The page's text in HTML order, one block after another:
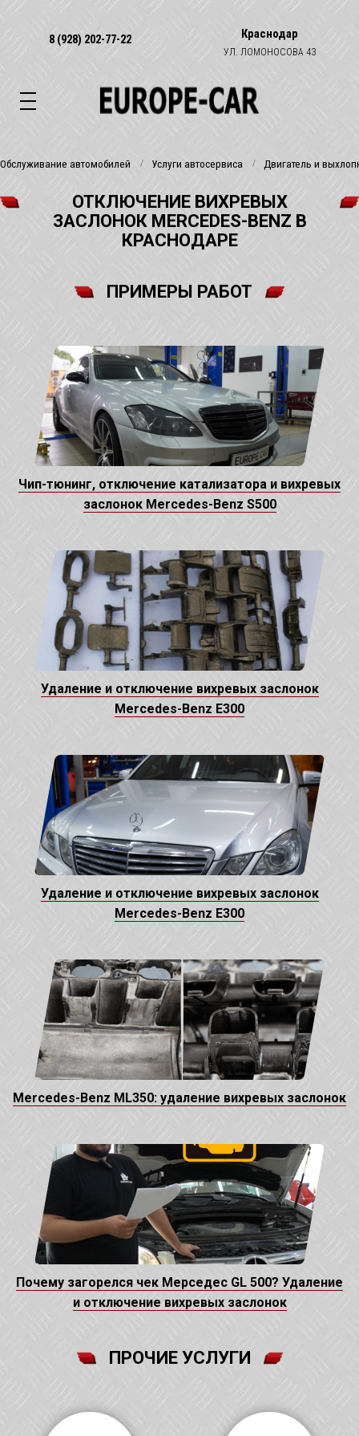
8 (928) 202-77-22 Краснодар
УЛ. ЛОМОНОСОВА 43
Обслуживание автомобилей Услуги автосервиса Двигатель и
ОТКЛЮЧЕНИЕ ВИХРЕВЫХ
ЗАСЛОНОК MERCEDES-BENZ В
КРАСНОДАРЕ
ПРИМЕРЫ РАБОТ
Чип-тюнинг, отключение катализатора и вихревых
заслонок Mercedes-Benz S500
Удаление и отключение вихревых заслонок
Mercedes-Benz E300
Удаление и отключение вихревых заслонок
Mercedes-Benz E300
Mercedes-Benz ML350: удаление вихревых заслонок
Почему загорелся чек Мерседес GL 500? Удаление
и отключение вихревых заслонок
ПРОЧИЕ УСЛУГИ